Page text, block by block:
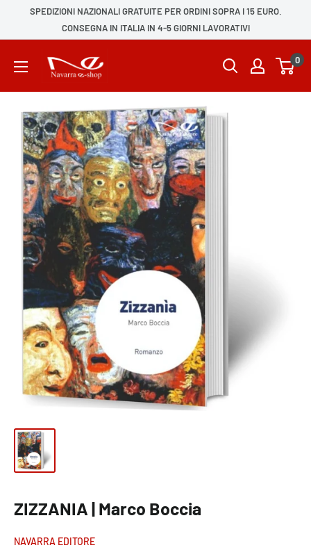
SPEDIZIONI NAZIONALI GRATUITE PER ORDINI SOPRA I 15 EURO.
CONSEGNA IN ITALIA IN 4-5 GIORNI LAVORATIVI
0
ZIZZANIA | Marco Boccia
NAVARRA EDITORE